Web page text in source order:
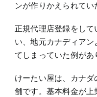
ンが作りかえられてい
正規代理店登録をして
い、地元カナディア
てしまっていた例があ
けーたい屋は、カナ
舗です。基本料金が上